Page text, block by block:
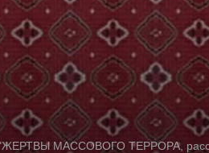
МАССОВОГО ТЕРРОРА,